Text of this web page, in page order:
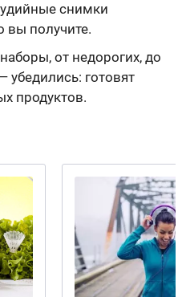
снимки
вы получите.
от недорогих, до
убедились: готовят
продуктов.